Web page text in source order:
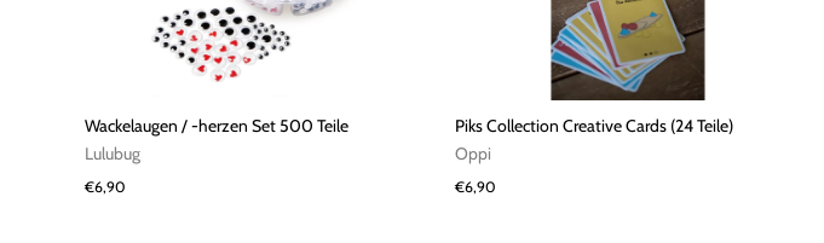
Wackelaugen / -herzen Set 500 Teile
Lulubug
€6,90
Piks Collection Creative Cards (24 Teile)
Oppi
€6,90